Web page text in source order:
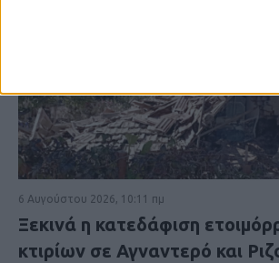
6 Αυγούστου 2026, 10:11 πμ
Ξεκινά η κατεδάφιση
κτιρίων σε Αγναντερό και